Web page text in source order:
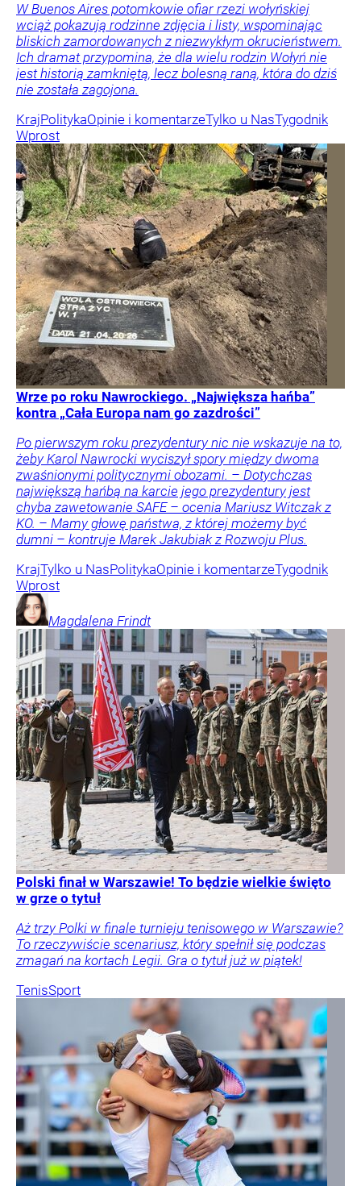
W Buenos Aires potomkowie ofiar rzezi wołyńskiej
wciąż pokazują rodzinne zdjęcia i listy, wspominając
bliskich zamordowanych z niezwykłym okrucieństwem.
Ich dramat przypomina, że dla wielu rodzin Wołyń nie
jest historią zamkniętą, lecz bolesną raną, która do dziś
nie została zagojona.
KrajPolitykaOpinie i komentarzeTylko u NasTygodnik
Wprost
Wrze po roku Nawrockiego. „Największa hańba”
kontra „Cała Europa nam go zazdrości”
Po pierwszym roku prezydentury nic nie wskazuje na to,
żeby Karol Nawrocki wyciszył spory między dwoma
zwaśnionymi politycznymi obozami. – Dotychczas
największą hańbą na karcie jego prezydentury jest
chyba zawetowanie SAFE – ocenia Mariusz Witczak z
KO. – Mamy głowę państwa, z której możemy być
dumni – kontruje Marek Jakubiak z Rozwoju Plus.
KrajTylko u NasPolitykaOpinie i komentarzeTygodnik
Wprost
Magdalena Frindt
Polski finał w Warszawie! To będzie wielkie święto
w grze o tytuł
Aż trzy Polki w finale turnieju tenisowego w Warszawie?
To rzeczywiście scenariusz, który spełnił się podczas
zmagań na kortach Legii. Gra o tytuł już w piątek!
TenisSport